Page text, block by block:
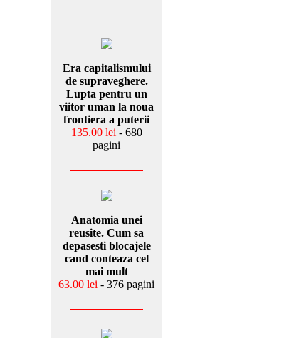
Era capitalismului
de supraveghere.
Lupta pentru un
viitor uman la noua
frontiera a puterii
135.00 lei - 680
pagini
Anatomia unei
reusite. Cum sa
depasesti blocajele
cand conteaza cel
mai mult
63.00 lei - 376 pagini